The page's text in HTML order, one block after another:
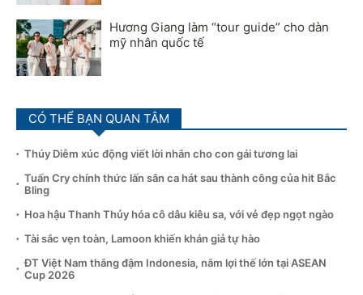
Hương Giang làm “tour guide” cho dàn
mỹ nhân quốc tế
CÓ THỂ BẠN QUAN TÂM
Thúy Diễm xúc động viết lời nhắn cho con gái tương lai
Tuấn Cry chính thức lấn sân ca hát sau thành công của hit Bắc
Bling
Hoa hậu Thanh Thủy hóa cô dâu kiêu sa, với vẻ đẹp ngọt ngào
Tài sắc vẹn toàn, Lamoon khiến khán giả tự hào
ĐT Việt Nam thắng đậm Indonesia, nắm lợi thế lớn tại ASEAN
Cup 2026